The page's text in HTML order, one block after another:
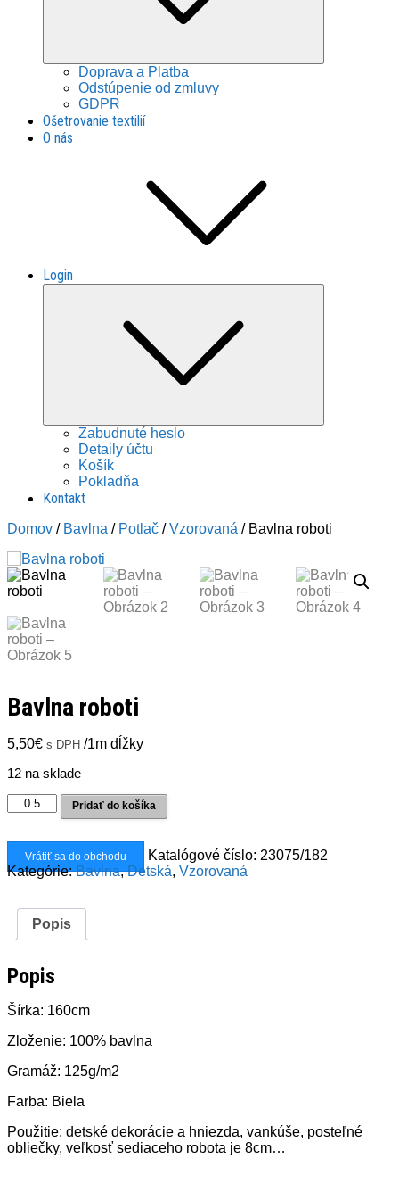
Doprava a Platba
Odstúpenie od zmluvy
GDPR
Ošetrovanie textilií
O nás
Login
Zabudnuté heslo
Detaily účtu
Košík
Pokladňa
Kontakt
Domov / Bavlna / Potlač /Vzorovaná / Bavlna roboti
Bavlna roboti
5,50€ s DPH /1m dĺžky
12 na sklade
množstvo
Bavlna
Pridať do košíka
Vrátiť sa do obchodu Katalógové číslo: 23075/182
Kategórie:Bavlna,Detská, Vzorovaná
Popis
Popis
Šírka: 160cm
Zloženie: 100% bavlna
Gramáž: 125g/m2
Farba: Biela
Použitie: detské dekorácie a hniezda, vankúše, posteľné
obliečky, veľkosť sediaceho robota je 8cm…